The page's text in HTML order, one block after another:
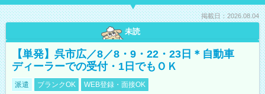
掲載日：2026.08.04
未読
【単発】呉市広／8／8・9・22・23日＊自動車
ディーラーでの受付・1日でもＯＫ
派遣 ブランクOK WEB登録・面接OK